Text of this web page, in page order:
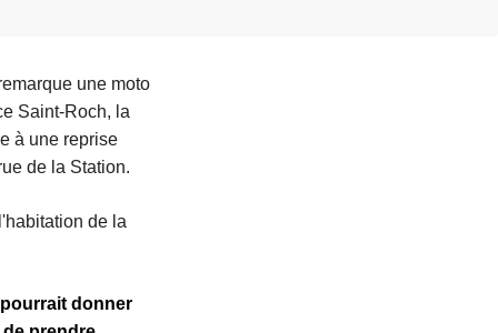
une moto
Saint-Roch, la
à une reprise
de la Station.
de la
donner